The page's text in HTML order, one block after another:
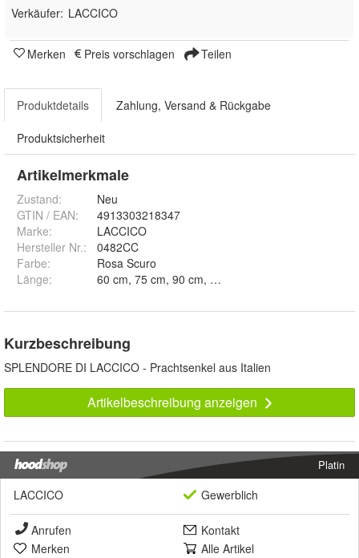
Verkäufer: LACCICO
Merken Preis vorschlagen Teilen
Produktdetails Zahlung, Versand & Rückgabe
Produktsicherheit
Artikelmerkmale
Zustand:
Neu
GTIN / EAN:
4913303218347
Marke:
LACCICO
Hersteller Nr.:
0482CC
Farbe:
Rosa Scuro
Länge:
Kurzbeschreibung
SPLENDORE DI LACCICO - Prachtsenkel aus Italien
Artikelbeschreibung anzeigen
Platin
LACCICO Gewerblich
Anrufen
Kontakt
Merken
Alle Artikel